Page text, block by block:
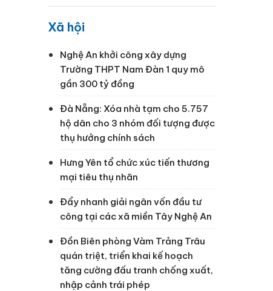
Xã hội
Nghệ An khởi công xây dựng
Trường THPT Nam Đàn 1 quy mô
gần 300 tỷ đồng
Đà Nẵng: Xóa nhà tạm cho 5.757
hộ dân cho 3 nhóm đối tượng được
thụ hưởng chính sách
Hưng Yên tổ chức xúc tiến thương
mại tiêu thụ nhãn
Đẩy nhanh giải ngân vốn đầu tư
công tại các xã miền Tây Nghệ An
Đồn Biên phòng Vàm Trảng Trâu
quán triệt, triển khai kế hoạch
tăng cường đấu tranh chống xuất,
nhập cảnh trái phép